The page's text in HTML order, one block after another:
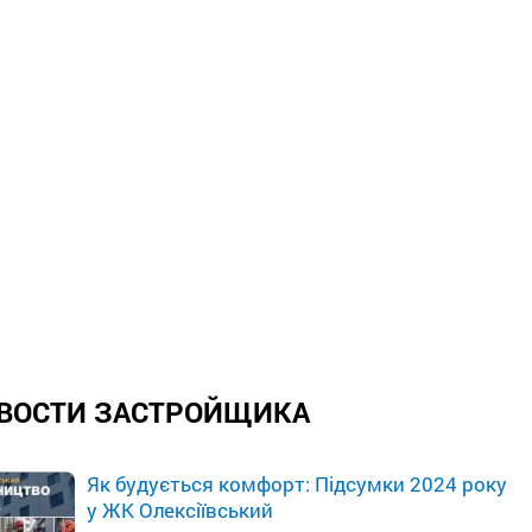
ЗАСТРОЙЩИКА
Як будується комфорт: Підсумки 2024 року
у ЖК Олексіївський